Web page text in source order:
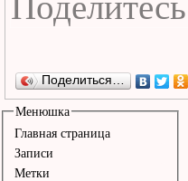
Поделиться…
Менюшка
Главная страница
Записи
Метки